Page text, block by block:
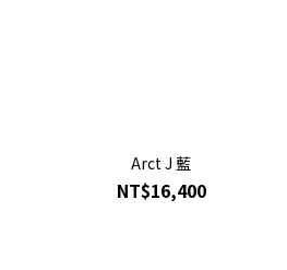
Arct J 藍
NT$16,400